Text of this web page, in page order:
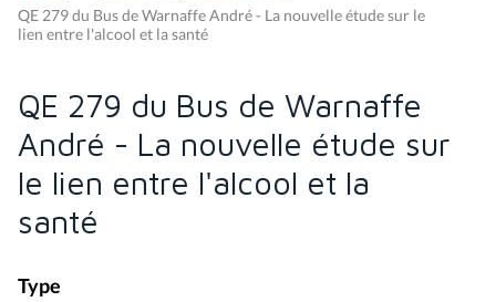
QE 279 du Bus de Warnaffe André - La nouvelle étude sur le
lien entre l'alcool et la santé
QE 279 du Bus de Warnaffe
André - La nouvelle étude sur
le lien entre l'alcool et la
santé
Type